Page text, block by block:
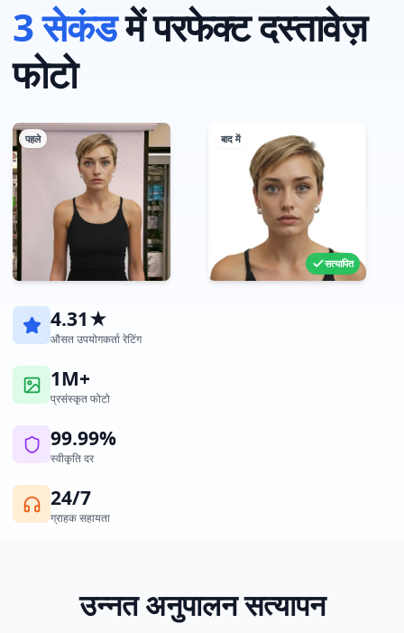
3 सेकंडमें परफेक्ट दस्तावेज़
फोटो
पहले बाद में
सत्यापित
4.31★
औसत उपयोगकर्ता रेटिंग
1M+
प्रसंस्कृत फोटो
99.99%
स्वीकृति दर
24/7
ग्राहक सहायता
उन्नत अनुपालन सत्यापन